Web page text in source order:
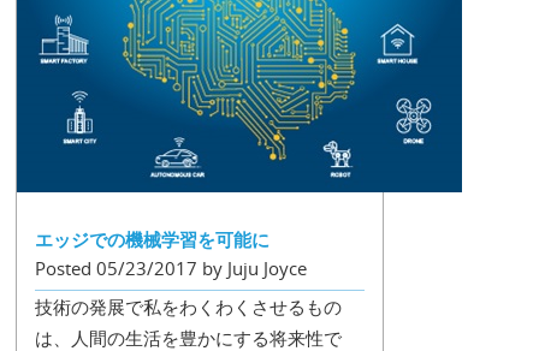
エッジでの機械学習を可能に
Posted 05/23/2017 by Juju Joyce
技術の発展で私をわくわくさせるもの
は、人間の生活を豊かにする将来性で